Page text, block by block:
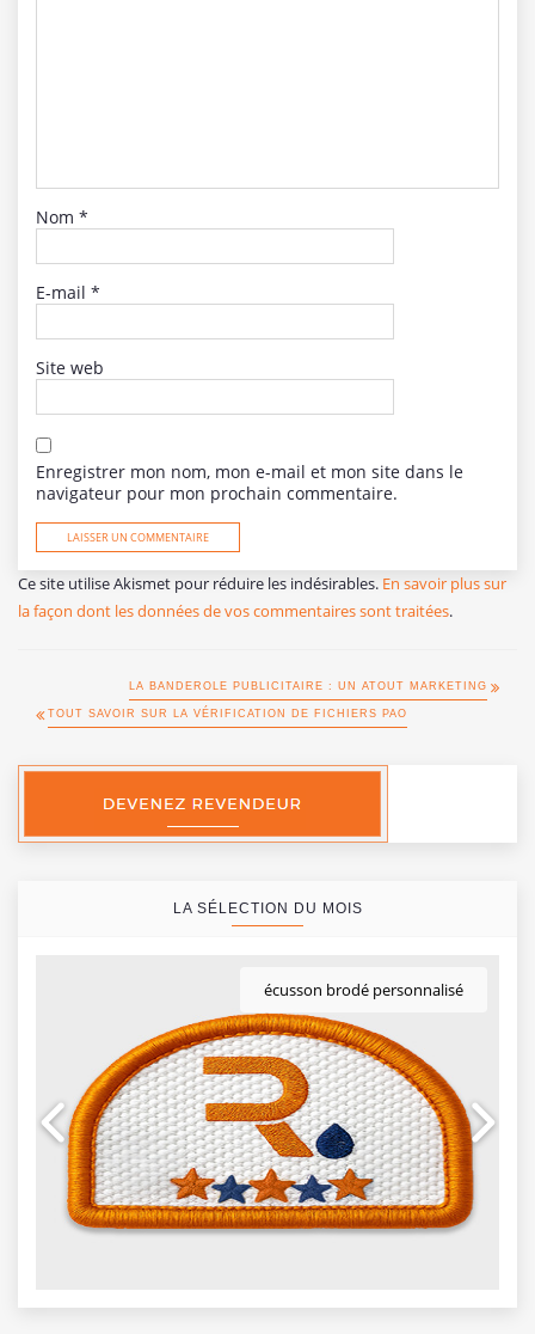
Nom *
E-mail *
Site web
Enregistrer mon nom, mon e-mail et mon site dans le
navigateur pour mon prochain commentaire.
Ce site utilise Akismet pour réduire les indésirables. En savoir plus sur
la façon dont les données de vos commentaires sont traitées.
LA BANDEROLE PUBLICITAIRE : UN ATOUT MARKETING
TOUT SAVOIR SUR LA VÉRIFICATION DE FICHIERS PAO
LA SÉLECTION DU MOIS
écusson brodé personnalisé